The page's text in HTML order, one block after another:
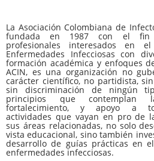
La Asociación Colombiana de
fundada en 1987 con el fin
profesionales interesados en
Enfermedades Infecciosas con
formación académica y enfoques
ACIN, es una organización no
carácter científico, no partidista,
sin discriminación de ningún
principios que contemplan
fortalecimiento, y apoyo a
actividades que vayan en pro de
sus áreas relacionadas, no solo
vista educacional, sino también
desarrollo de guías prácticas en
enfermedades infecciosas.